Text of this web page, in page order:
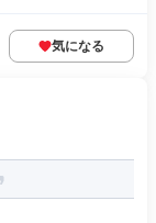
気になる